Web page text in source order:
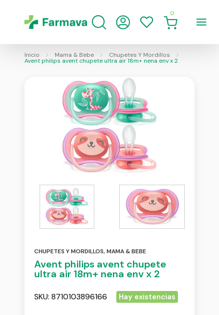
0
Inicio Mama & Bebe Chupetes Y Mordillos
Avent philips avent chupete ultra air 18m+ nena env x 2
CHUPETES Y MORDILLOS,MAMA & BEBE
Avent philips avent chupete
ultra air 18m+ nena env x 2
SKU: 8710103896166 Hay existencias